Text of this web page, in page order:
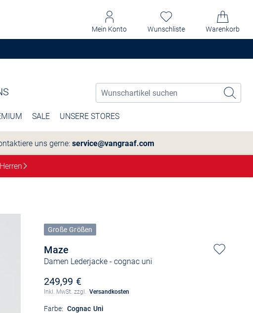
Mein Konto Wunschliste Warenkorb
SALE UNSERE STORES
uns gerne: service@vangraaf.com
Herren
Maze
Damen Lederjacke- cognac uni
Große Größen
249,99 €
Inkl. MwSt. zzgl. Versandkosten
Farbe: Cognac Uni